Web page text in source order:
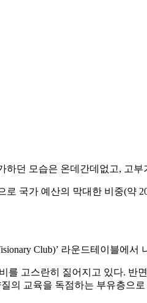
던 모습은 온데간데없고, 고
국가 예산의 막대한 비중(
Club)’ 라운드테이블
고스란히 짊어지고 있다
의 교육을 독점하는 부유층으